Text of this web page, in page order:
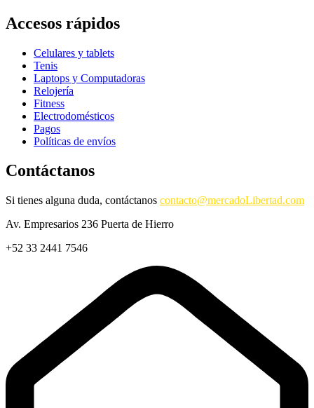
Accesos rápidos
Celulares y tablets
Tenis
Laptops y Computadoras
Relojería
Fitness
Electrodomésticos
Pagos
Políticas de envíos
Contáctanos
Si tienes alguna duda, contáctanos contacto@mercadoLibertad.com
Av. Empresarios 236 Puerta de Hierro
+52 33 2441 7546